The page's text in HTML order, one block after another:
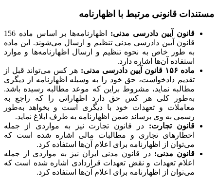
مستندات قانونی مرتبط با اظهارنامه
قانون آیین دادرسی مدنی:
اظهارنامه‌ها بر اساس ماده 156
قانون آیین دادرسی مدنی تنظیم و ارسال می‌شوند. این ماده
به طور خاص به نحوه تنظیم و ارسال اظهارنامه‌ها و موارد
استفاده آن‌ها اشاره دارد.
ماده ۱۵۶ قانون آیین دادرسی مدنی:
هر کس می‌تواند قبل از
تقدیم دادخواست، حق خود را به وسیله اظهارنامه از دیگری
مطالبه نماید، مشروط براین که موعد مطالبه رسیده باشد.
به‌طور کلی هر کس حق دارد اظهاراتی را که راجع به
معاملات و تعهدات خود با دیگری است و بخواهد به‌طور
رسمی به وی برساند ضمن اظهارنامه به طرف ابلاغ نماید.
قانون تجارت: در قانون تجارت نیز به مواردی از جمله
اخطارهای تجاری و مطالبات مالی اشاره شده است که
می‌توان از اظهارنامه برای اعلام آن‌ها استفاده کرد.
قانون مدنی: در قانون مدنی ایران نیز به مواردی از جمله
اعلام تعهدات و نقض تعهدات قراردادی اشاره شده است که
می‌توان از اظهارنامه برای اعلام آن‌ها استفاده کرد.